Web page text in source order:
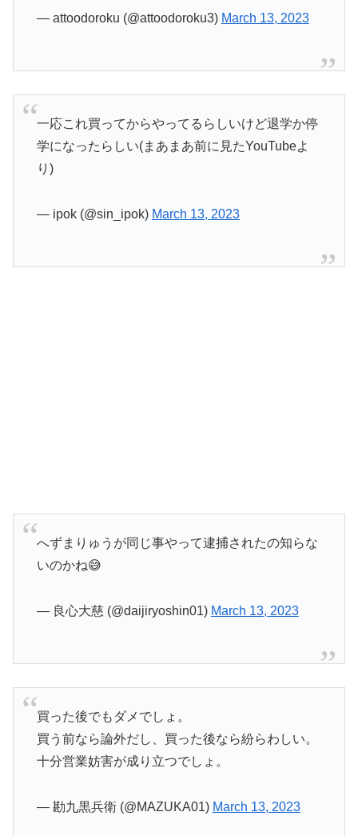
— attoodoroku (@attoodoroku3) March 13, 2023
一応これ買ってからやってるらしいけど退学か停
学になったらしい(まあまあ前に見たYouTubeよ
り)
— ipok (@sin_ipok) March 13, 2023
へずまりゅうが同じ事やって逮捕されたの知らな
いのかね😅
— 良心大慈 (@daijiryoshin01) March 13, 2023
買った後でもダメでしょ。
買う前なら論外だし、買った後なら紛らわしい。
十分営業妨害が成り立つでしょ。
— 勘九黒兵衛 (@MAZUKA01) March 13, 2023